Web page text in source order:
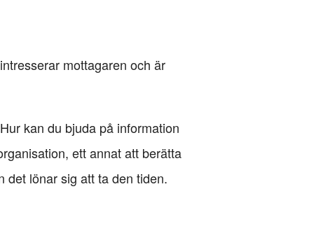
mottagaren och är
kan du bjuda på information
ett annat att berätta
det lönar sig att ta den tiden.